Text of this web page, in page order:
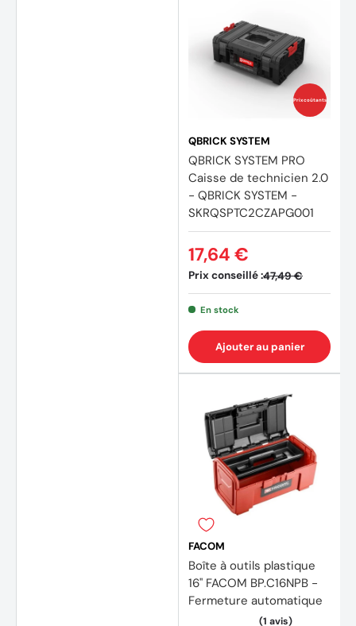
Prix coûtants
QBRICK SYSTEM
QBRICK SYSTEM PRO
Caisse de technicien 2.0
- QBRICK SYSTEM -
SKRQSPTC2CZAPG001
Prix conseillé :47,49 €
17,64 €
En stock
Ajouter au panier
FACOM
Boîte à outils plastique
16'' FACOM BP.C16NPB -
Fermeture automatique